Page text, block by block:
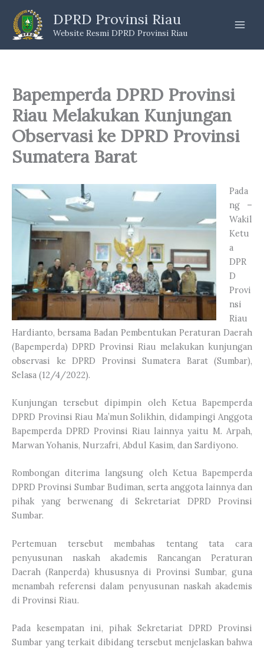
content
DPRD Provinsi Riau
Website Resmi DPRD Provinsi Riau
Bapemperda DPRD Provinsi
Riau Melakukan Kunjungan
Observasi ke DPRD Provinsi
Sumatera Barat
Pada
ng –
Wakil
Ketu
a
DPR
D
Provi
nsi
Riau
Hardianto, bersama Badan Pembentukan Peraturan Daerah
(Bapemperda) DPRD Provinsi Riau melakukan kunjungan
observasi ke DPRD Provinsi Sumatera Barat (Sumbar),
Selasa (12/4/2022).
Kunjungan tersebut dipimpin oleh Ketua Bapemperda
DPRD Provinsi Riau Ma’mun Solikhin, didampingi Anggota
Bapemperda DPRD Provinsi Riau lainnya yaitu M. Arpah,
Marwan Yohanis, Nurzafri, Abdul Kasim, dan Sardiyono.
Rombongan diterima langsung oleh Ketua Bapemperda
DPRD Provinsi Sumbar Budiman, serta anggota lainnya dan
pihak yang berwenang di Sekretariat DPRD Provinsi
Sumbar.
Pertemuan tersebut membahas tentang tata cara
penyusunan naskah akademis Rancangan Peraturan
Daerah (Ranperda) khususnya di Provinsi Sumbar, guna
menambah referensi dalam penyusunan naskah akademis
di Provinsi Riau.
Pada kesempatan ini, pihak Sekretariat DPRD Provinsi
Sumbar yang terkait dibidang tersebut menjelaskan bahwa